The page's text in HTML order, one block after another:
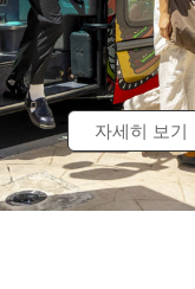
자세히 보기